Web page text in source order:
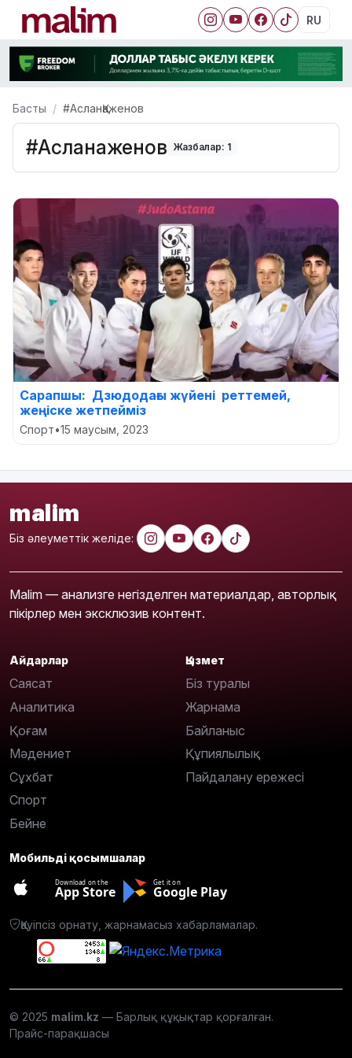
RU
Басты #АсланҚаженов
#АсланҚаженов Жазбалар: 1
Cарапшы: Дзюдодағы жүйені реттемей,
жеңіске жетпейміз
Спорт•15 маусым, 2023
malim
Біз әлеуметтік желіде:
Malim — анализге негізделген материалдар, авторлық
пікірлер мен эксклюзив контент.
Айдарлар
Саясат
Аналитика
Қоғам
Мәдениет
Сұхбат
Спорт
Бейне
Қызмет
Біз туралы
Жарнама
Байланыс
Құпиялылық
Пайдалану ережесі
Мобильді қосымшалар
Download on the
App Store
Get it on
Google Play
Қауіпсіз орнату, жарнамасыз хабарламалар.
© 2025 malim.kz — Барлық құқықтар қорғалған.
Прайс-парақшасы